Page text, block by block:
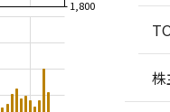
1,800
株